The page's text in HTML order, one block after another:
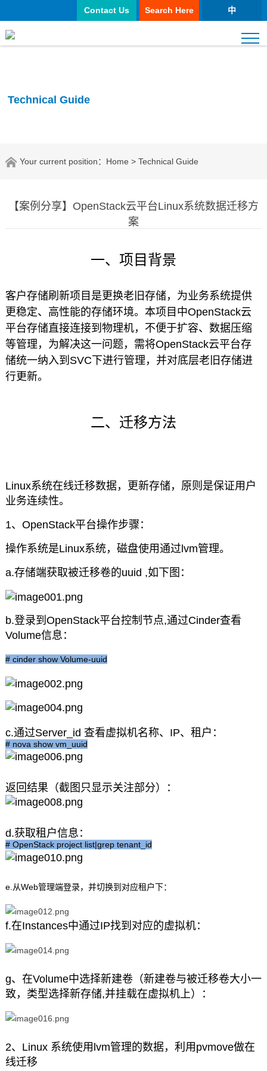
中
Search Here
Contact Us
Technical Guide
Your current position： Home > Technical Guide
【案例分享】OpenStack云平台Linux系统数据迁移方
案
一、项目背景
客户存储刷新项目是更换老旧存储，为业务系统提供
更稳定、高性能的存储环境。本项目中OpenStack云
平台存储直接连接到物理机，不便于扩容、数据压缩
等管理，为解决这一问题，需将OpenStack云平台存
储统一纳入到SVC下进行管理，并对底层老旧存储进
行更新。
二、迁移方法
Linux系统在线迁移数据，更新存储，原则是保证用户
业务连续性。
1、OpenStack平台操作步骤：
操作系统是Linux系统，磁盘使用通过lvm管理。
a.存储端获取被迁移卷的uuid ,如下图：
b.登录到OpenStack平台控制节点,通过Cinder查看
Volume信息：
# cinder show Volume-uuid
c.通过Server_id 查看虚拟机名称、IP、租户：
# nova show vm_uuid
返回结果（截图只显示关注部分）：
d.获取租户信息：
# OpenStack project list|grep tenant_id
e.从Web管理端登录，并切换到对应租户下：
f.在Instances中通过IP找到对应的虚拟机：
g、在Volume中选择新建卷（新建卷与被迁移卷大小一
致，类型选择新存储,并挂载在虚拟机上）：
2、Linux 系统使用lvm管理的数据，利用pvmove做在
线迁移